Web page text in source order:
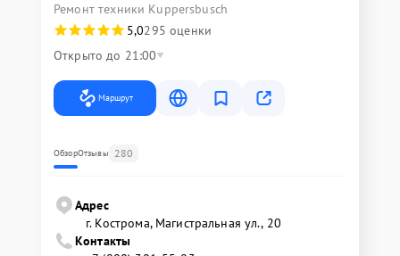
Ремонт техники Kuppersbusch
5,0295 оценки
Открыто до 21:00
Маршрут
ОбзорОтзывы 280
Адрес
г. Кострома, Магистральная ул., 20
Контакты